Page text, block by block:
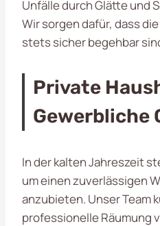
Unfälle durch Glätte und
Wir sorgen dafür, dass
stets sicher begehbar
Private
Gewerbliche
In der kalten Jahreszeit
um einen zuverlässigen
anzubieten. Unser Team
professionelle Räumung